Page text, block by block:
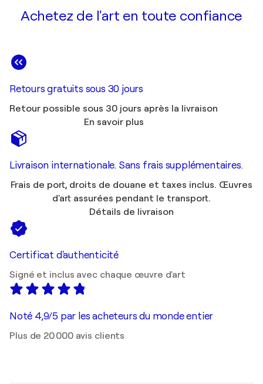
Achetez de l'art en toute confiance
Retours gratuits sous 30 jours
Retour possible sous 30 jours après la livraison
En savoir plus
Livraison internationale. Sans frais supplémentaires.
Frais de port, droits de douane et taxes inclus. Œuvres
d'art assurées pendant le transport.
Détails de livraison
Certificat d'authenticité
Signé et inclus avec chaque œuvre d'art
Noté 4,9/5 par les acheteurs du monde entier
Plus de 20 000 avis clients